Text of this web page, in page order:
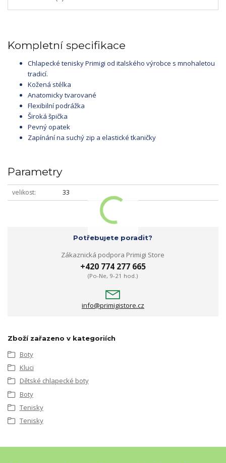
Kompletní specifikace
Chlapecké tenisky Primigi od italského výrobce s mnohaletou
tradicí.
Kožená stélka
Anatomicky tvarované
Flexibilní podrážka
Široká špička
Pevný opatek
Zapínání na suchý zip a elastické tkaničky
Parametry
velikost 33
Potřebujete poradit?
Zákaznická podpora Primigi Store
+420 774 277 665
(Po-Ne, 9-21 hod.)
info@primigistore.cz
Zboží zařazeno v kategoriích
Boty
Kluci
Dětské chlapecké boty
Boty
Tenisky
Tenisky